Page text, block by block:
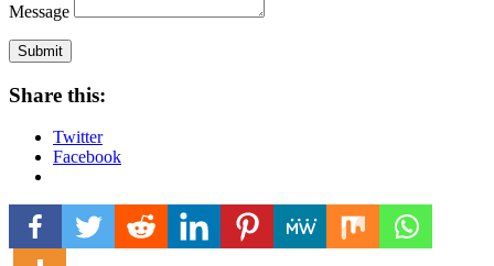
Message
Submit
Share this:
Twitter
Facebook